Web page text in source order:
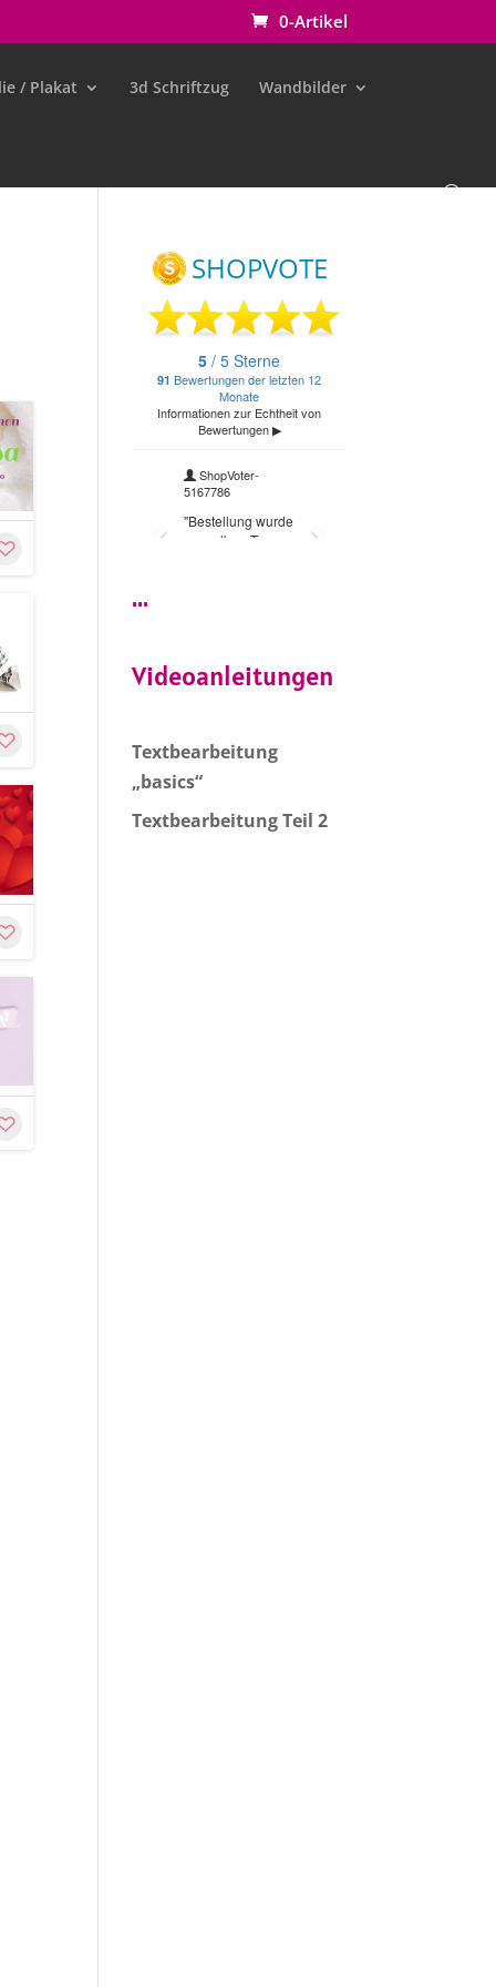
0-Artikel
/ Plakat 3d Schriftzug Wandbilder
Customize
Customize
...
Videoanleitungen
Textbearbeitung
„basics“
Textbearbeitung Teil 2